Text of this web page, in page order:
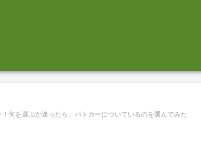
何を選ぶか迷ったら、パトカーについているのを選んでみた